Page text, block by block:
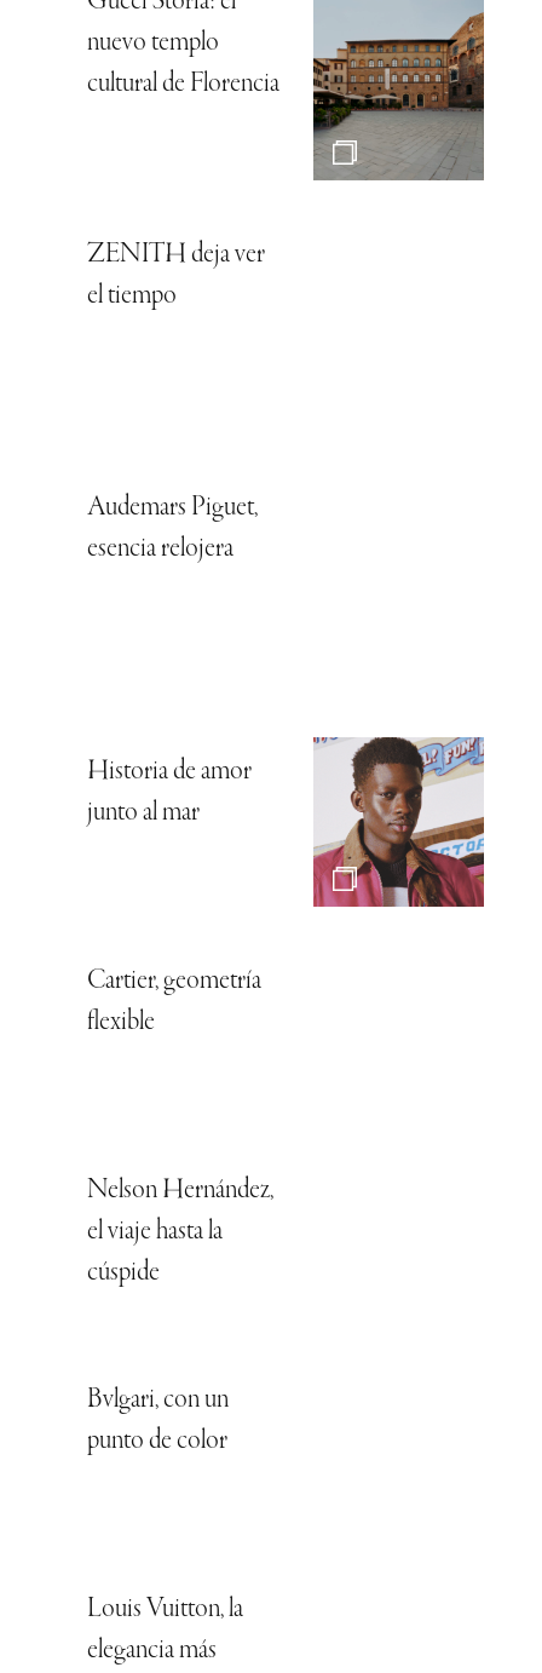
nuevo templo
cultural de Florencia
ZENITH deja ver
el tiempo
Audemars Piguet,
esencia relojera
Historia de amor
junto al mar
Cartier, geometría
flexible
Nelson Hernández,
el viaje hasta la
cúspide
Bvlgari, con un
punto de color
Louis Vuitton, la
elegancia más